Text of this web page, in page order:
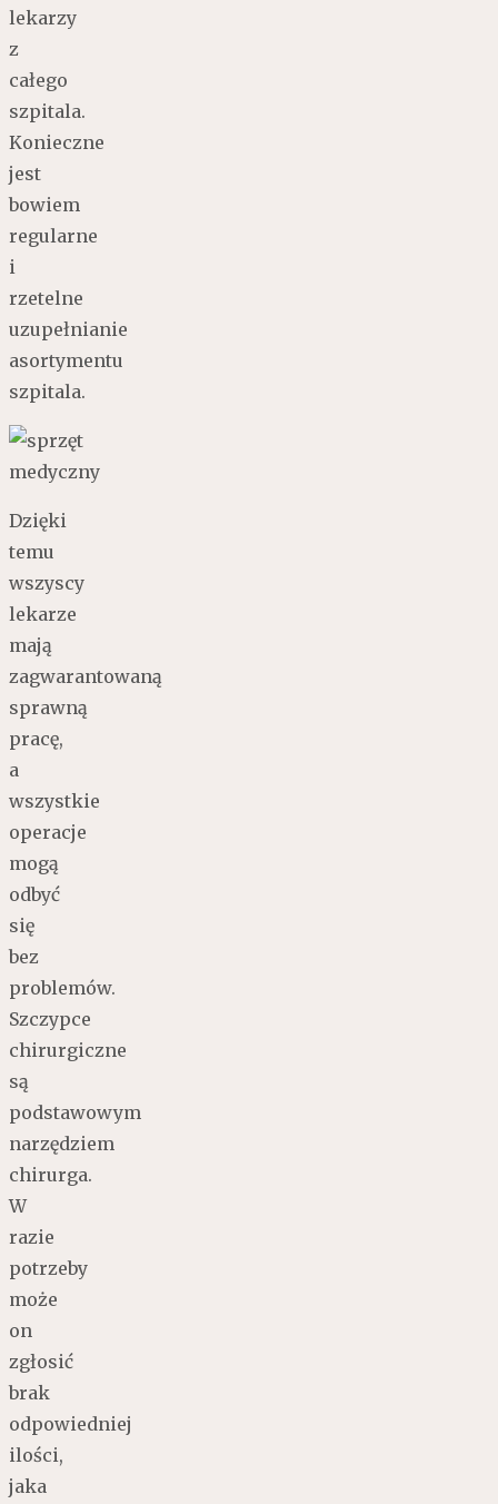
lekarzy
z
całego
szpitala.
Konieczne
jest
bowiem
regularne
i
rzetelne
uzupełnianie
asortymentu
szpitala.
Dzięki
temu
wszyscy
lekarze
mają
zagwarantowaną
sprawną
pracę,
a
wszystkie
operacje
mogą
odbyć
się
bez
problemów.
Szczypce
chirurgiczne
są
podstawowym
narzędziem
chirurga.
W
razie
potrzeby
może
on
zgłosić
brak
odpowiedniej
ilości,
jaka